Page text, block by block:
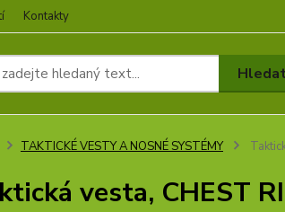
Kontakty
Hledat
TAKTICKÉ VESTY A NOSNÉ SYSTÉMY
vesta, CHEST